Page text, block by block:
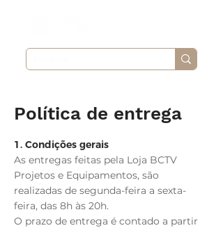
Política de entrega
1. Condições gerais
As entregas feitas pela Loja BCTV
Projetos e Equipamentos, são
realizadas de segunda-feira a sexta-
feira, das 8h às 20h.
O prazo de entrega é contado a partir